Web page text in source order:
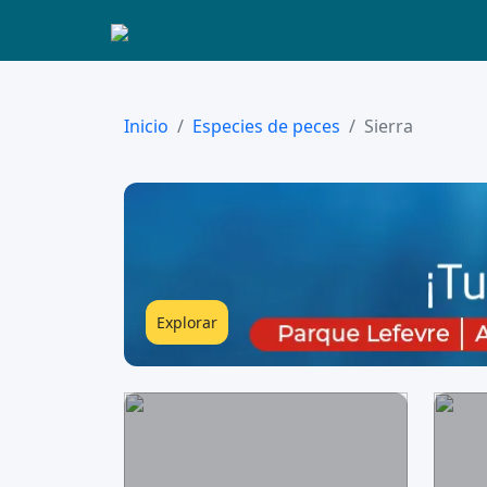
Inicio Especies de peces Sierra
Explorar